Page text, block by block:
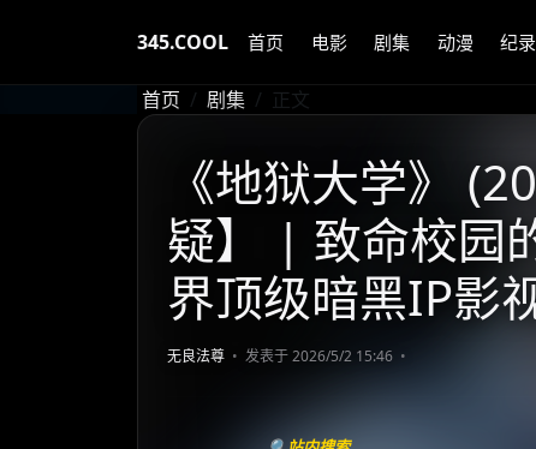
345.COOL 首页 电影 剧集 动漫 纪
首页 剧集 正文
《地狱大学》
疑】 | 致命校园
界顶级暗黑IP影
无良法尊 发表于 2026/5/2 15:46